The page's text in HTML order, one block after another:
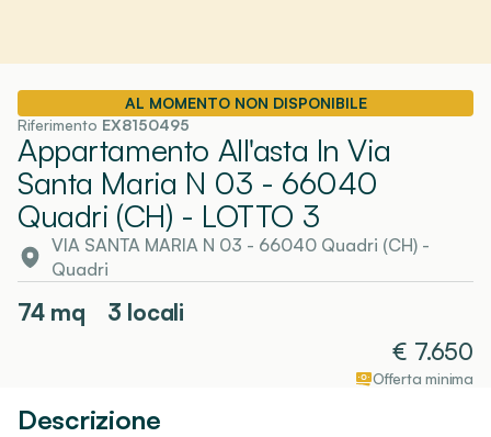
AL MOMENTO NON DISPONIBILE
Riferimento EX8150495
Appartamento All'asta In Via
Santa Maria N 03 - 66040
Quadri (CH) - LOTTO 3
VIA SANTA MARIA N 03 - 66040 Quadri (CH) -
Quadri
74mq
3 locali
€ 7.650
Offerta minima
Descrizione